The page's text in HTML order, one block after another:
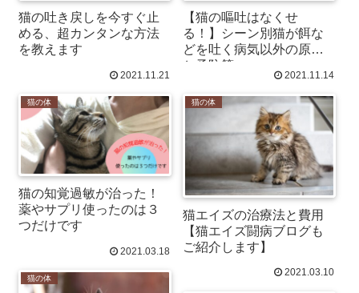
猫の吐き戻しを今すぐ止
める、超カンタンな方法
を教えます
2021.11.21
【猫の嘔吐はなくせ
る！】シーン別猫が餌な
どを吐く病気以外の原因
と予防策
2021.11.14
猫の体
猫の知覚過敏が治った！
薬やサプリ使ったのは３
つだけです
2021.03.18
猫の体
猫エイズの治療法と費用
【猫エイズ闘病ブログも
ご紹介します】
2021.03.10
猫の体